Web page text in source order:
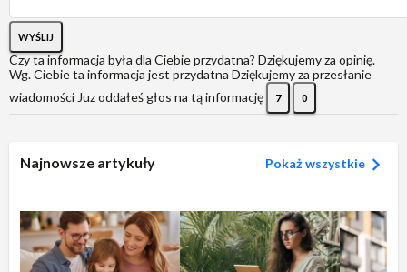
WYŚLIJ
Czy ta informacja była dla Ciebie przydatna? Dziękujemy za opinię.
Wg. Ciebie ta informacja jest przydatna Dziękujemy za przesłanie
wiadomości Juz oddałeś głos na tą informację 7 0
Najnowsze artykuły Pokaż wszystkie